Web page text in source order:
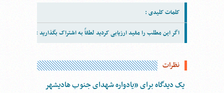
کلمات کلیدی :
اگر این مطلب را مفید ارزیابی کردید لطفاً به اشتراک بگذارید :
نظرات
یک دیدگاه برای ”یادواره شهدای جنوب هادیشهر